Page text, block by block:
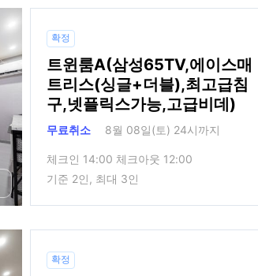
확정
트윈룸A(삼성65TV,에이스매
트리스(싱글+더블),최고급침
구,넷플릭스가능,고급비데)
무료취소 8월 08일(토) 24시까지
체크인 14:00 체크아웃 12:00
기준 2인, 최대 3인
확정